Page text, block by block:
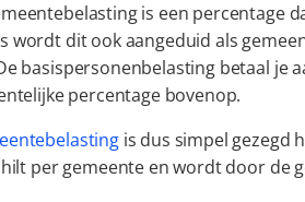
is een percentage
wordt dit ook aangeduid als
basispersonenbelasting betaal je
percentage bovenop.
is dus simpel gezegd
per gemeente en wordt door de